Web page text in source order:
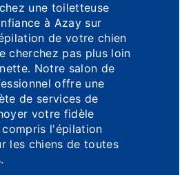
une toiletteuse
à Azay sur
de votre chien
cherchez pas plus loin
Notre salon de
offre une
de services de
votre fidèle
l'épilation
les chiens de toutes